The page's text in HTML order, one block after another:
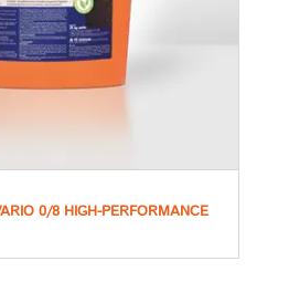
0/8 HIGH-PERFORMANCE